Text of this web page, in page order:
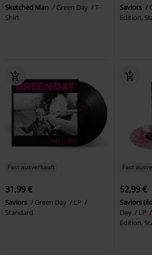
Sketched Man Green Day
T-
Shirt
Saviors
Edition,
Fast ausverkauft
31,99 €
Saviors Green Day
LP
Standard
Fast
52,99 €
Saviors
Day
LP
Edition,